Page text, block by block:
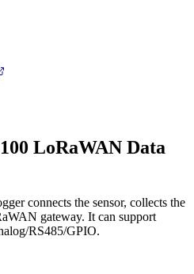
LoRaWAN Data
connects the sensor, collects the
gateway. It can support
RS485/GPIO.